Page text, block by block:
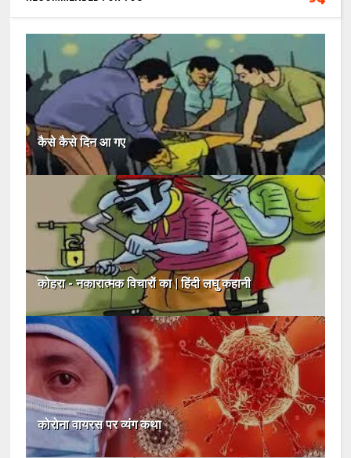
कैसे कैसे दिन आ गए
कोहरा - नकारात्मक विचारों का | हिंदी लघु कहानी
कोरोना वायरस पर व्यंग कथा